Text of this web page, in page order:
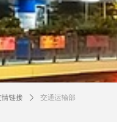
情链接 ꄲ 交通运输部